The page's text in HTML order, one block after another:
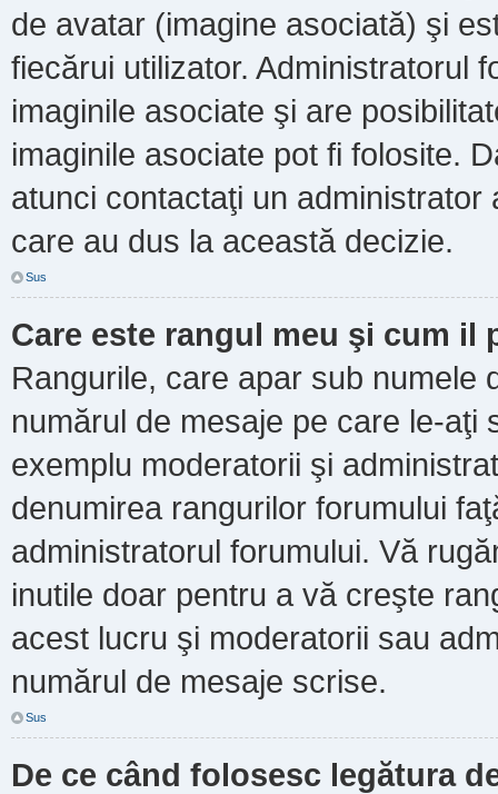
de avatar (imagine asociată) şi
fiecărui utilizator. Administratorul
imaginile asociate şi are
imaginile asociate pot fi folosite.
atunci contactaţi un
care au dus la această decizie.
Sus
Care este rangul meu şi cum il
Rangurile, care apar sub numele
numărul de mesaje pe care le-aţi
exemplu moderatorii şi
denumirea rangurilor forumului
administratorul forumului. Vă
inutile doar pentru a vă creşte
acest lucru şi moderatorii sau
numărul de mesaje scrise.
Sus
De ce când folosesc legătura